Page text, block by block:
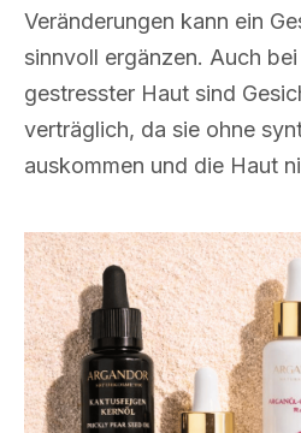
Veränderungen kann ein
sinnvoll ergänzen. Auch
gestresster Haut sind
verträglich, da sie ohne
auskommen und die Haut